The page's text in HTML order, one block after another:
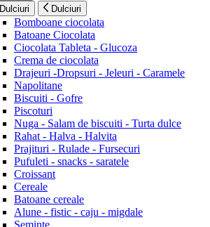
Dulciuri Dulciuri
Bomboane ciocolata
Batoane Ciocolata
Ciocolata Tableta - Glucoza
Crema de ciocolata
Drajeuri -Dropsuri - Jeleuri - Caramele
Napolitane
Biscuiti - Gofre
Piscoturi
Nuga - Salam de biscuiti - Turta dulce
Rahat - Halva - Halvita
Prajituri - Rulade - Fursecuri
Pufuleti - snacks - saratele
Croissant
Cereale
Batoane cereale
Alune - fistic - caju - migdale